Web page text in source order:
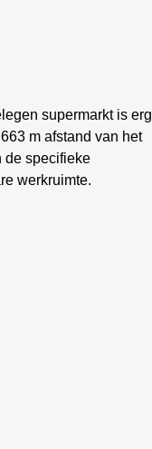
supermarkt is erg
m afstand van het
de specifieke
werkruimte.